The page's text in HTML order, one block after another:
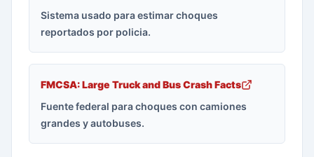
Sistema usado para estimar choques
reportados por policia.
FMCSA: Large Truck and Bus Crash Facts
Fuente federal para choques con camiones
grandes y autobuses.